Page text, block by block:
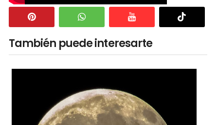
También puede interesarte